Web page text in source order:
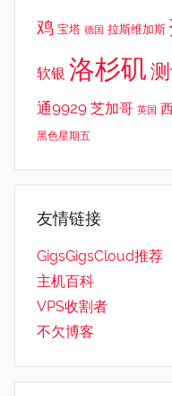
鸡 宝塔 德国 拉斯维加斯
软银 洛杉矶
通9929 芝加哥 英国
黑色星期五
友情链接
GigsGigsCloud推荐
主机百科
VPS收割者
不欠博客